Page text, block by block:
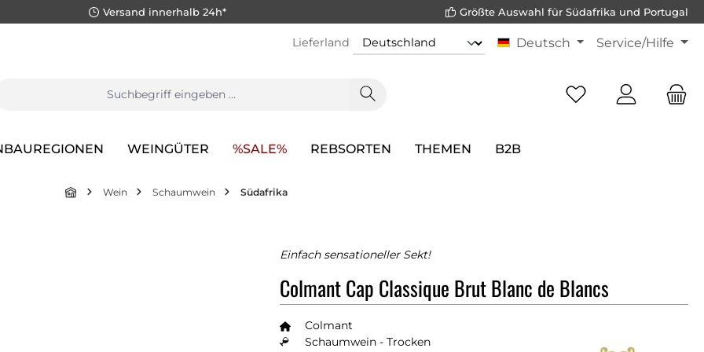
Versand innerhalb 24h* Größte Auswahl für Südafrika und Portugal
Lieferland Deutsch Service/Hilfe
WEINGÜTER %SALE% REBSORTEN THEMEN B2B
Wein Schaumwein Südafrika
Einfach sensationeller Sekt!
Colmant Cap Classique Brut Blanc de Blancs
Colmant
Schaumwein - Trocken